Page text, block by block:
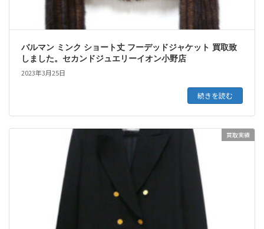
バルマン ミンク ショート丈 フーデッドジャケット 買取致
しました。セカンドジュエリーイオン小野店
2023年3月25日
続きを読む
買取実績